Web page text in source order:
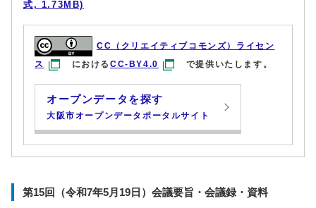
式, 1.73MB)
CC（クリエイティブコモンズ）ライセン
ス
におけるCC-BY4.0 で提供いたします。
オープンデータを探す
大阪市オープンデータポータルサイト
第15回（令和7年5月19日）会議要旨・会議録・資料